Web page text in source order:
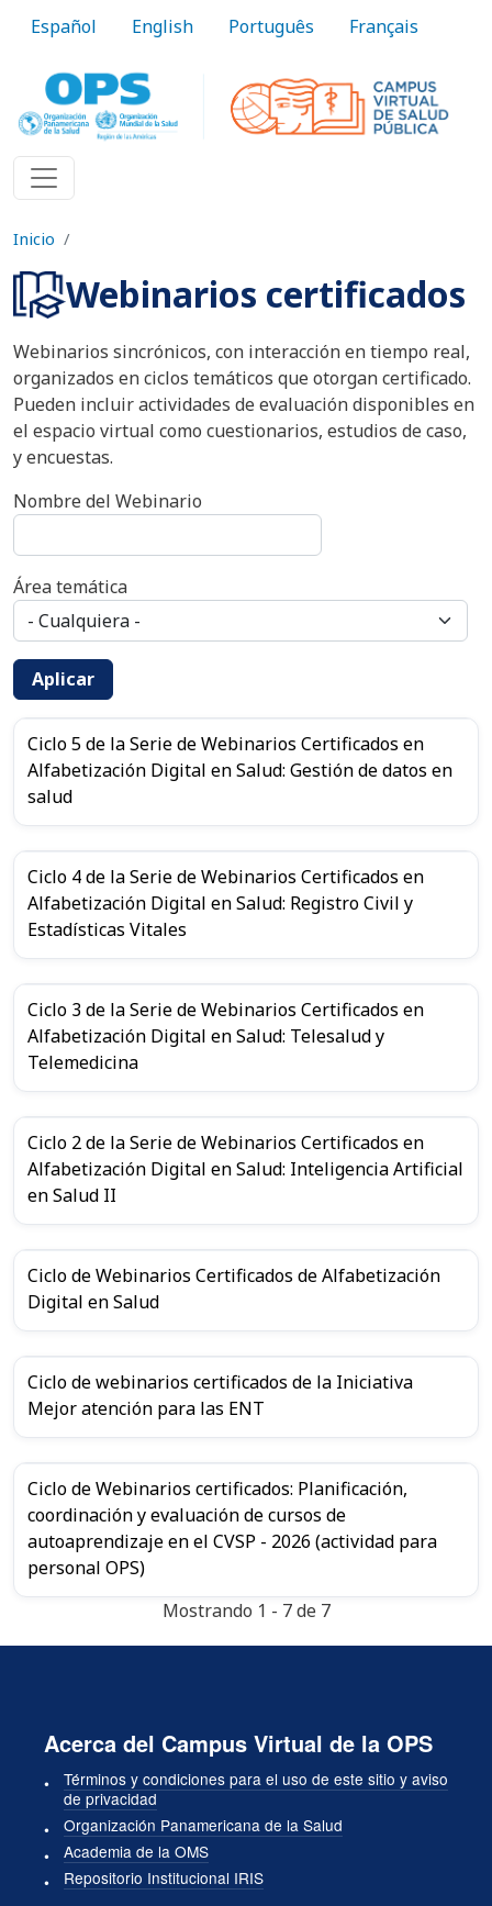
Español English Português Français
Inicio
Webinarios certificados
Webinarios sincrónicos, con interacción en tiempo real,
organizados en ciclos temáticos que otorgan certificado.
Pueden incluir actividades de evaluación disponibles en
el espacio virtual como cuestionarios, estudios de caso,
y encuestas.
Nombre del Webinario
Área temática
Aplicar
Ciclo 5 de la Serie de Webinarios Certificados en
Alfabetización Digital en Salud: Gestión de datos en
salud
Ciclo 4 de la Serie de Webinarios Certificados en
Alfabetización Digital en Salud: Registro Civil y
Estadísticas Vitales
Ciclo 3 de la Serie de Webinarios Certificados en
Alfabetización Digital en Salud: Telesalud y
Telemedicina
Ciclo 2 de la Serie de Webinarios Certificados en
Alfabetización Digital en Salud: Inteligencia Artificial
en Salud II
Ciclo de Webinarios Certificados de Alfabetización
Digital en Salud
Ciclo de webinarios certificados de la Iniciativa
Mejor atención para las ENT
Ciclo de Webinarios certificados: Planificación,
coordinación y evaluación de cursos de
autoaprendizaje en el CVSP - 2026 (actividad para
personal OPS)
Mostrando 1 - 7 de 7
Acerca del Campus Virtual de la OPS
Términos y condiciones para el uso de este sitio y aviso
de privacidad
Organización Panamericana de la Salud
Academia de la OMS
Repositorio Institucional IRIS